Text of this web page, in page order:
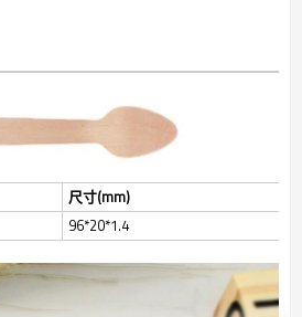
尺寸(mm)
96*20*1.4